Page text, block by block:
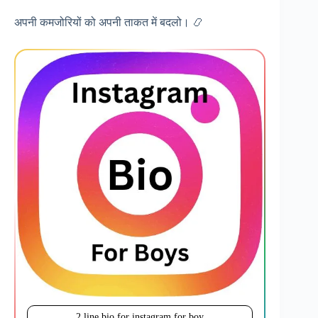
अपनी कमजोरियों को अपनी ताकत में बदलो। 📿